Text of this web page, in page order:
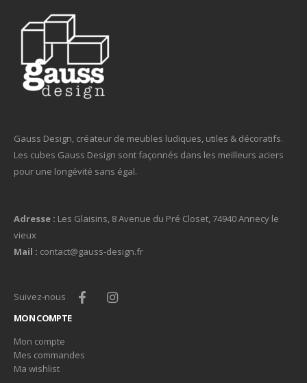
Gauss Design, créateur de meubles ludiques, utiles & décoratifs.
Les cubes Gauss Design sont façonnés dans les meilleurs aciers
pour une longévité sans égal.
Adresse : Les Glaisins, 8 Avenue du Pré Closet, 74940 Annecy le
vieux
Mail : contact@gauss-design.fr
Suivez-nous
MON COMPTE
Mon compte
Mes commandes
Ma wishlist